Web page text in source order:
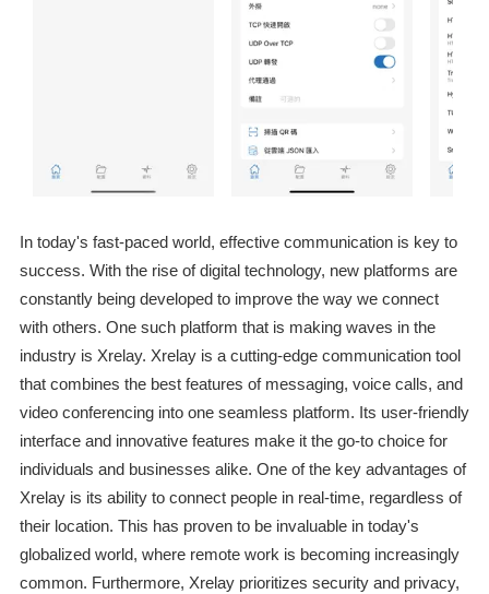
In today's fast-paced world, effective communication is key to
success. With the rise of digital technology, new platforms are
constantly being developed to improve the way we connect
with others. One such platform that is making waves in the
industry is Xrelay. Xrelay is a cutting-edge communication tool
that combines the best features of messaging, voice calls, and
video conferencing into one seamless platform. Its user-friendly
interface and innovative features make it the go-to choice for
individuals and businesses alike. One of the key advantages of
Xrelay is its ability to connect people in real-time, regardless of
their location. This has proven to be invaluable in today's
globalized world, where remote work is becoming increasingly
common. Furthermore, Xrelay prioritizes security and privacy,